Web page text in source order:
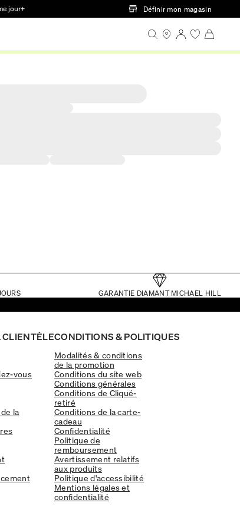
jour+ Définir mon magasin
GARANTIE DIAMANT MICHAEL HILL
CLIENTÈLE
vous
la
CONDITIONS & POLITIQUES
Modalités & conditions
de la promotion
Conditions du site web
Conditions générales
Conditions de Cliqué-
retiré
Conditions de la carte-
cadeau
Confidentialité
Politique de
remboursement
Avertissement relatifs
aux produits
Politique d'accessibilité
Mentions légales et
confidentialité